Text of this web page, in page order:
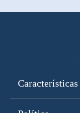
Características